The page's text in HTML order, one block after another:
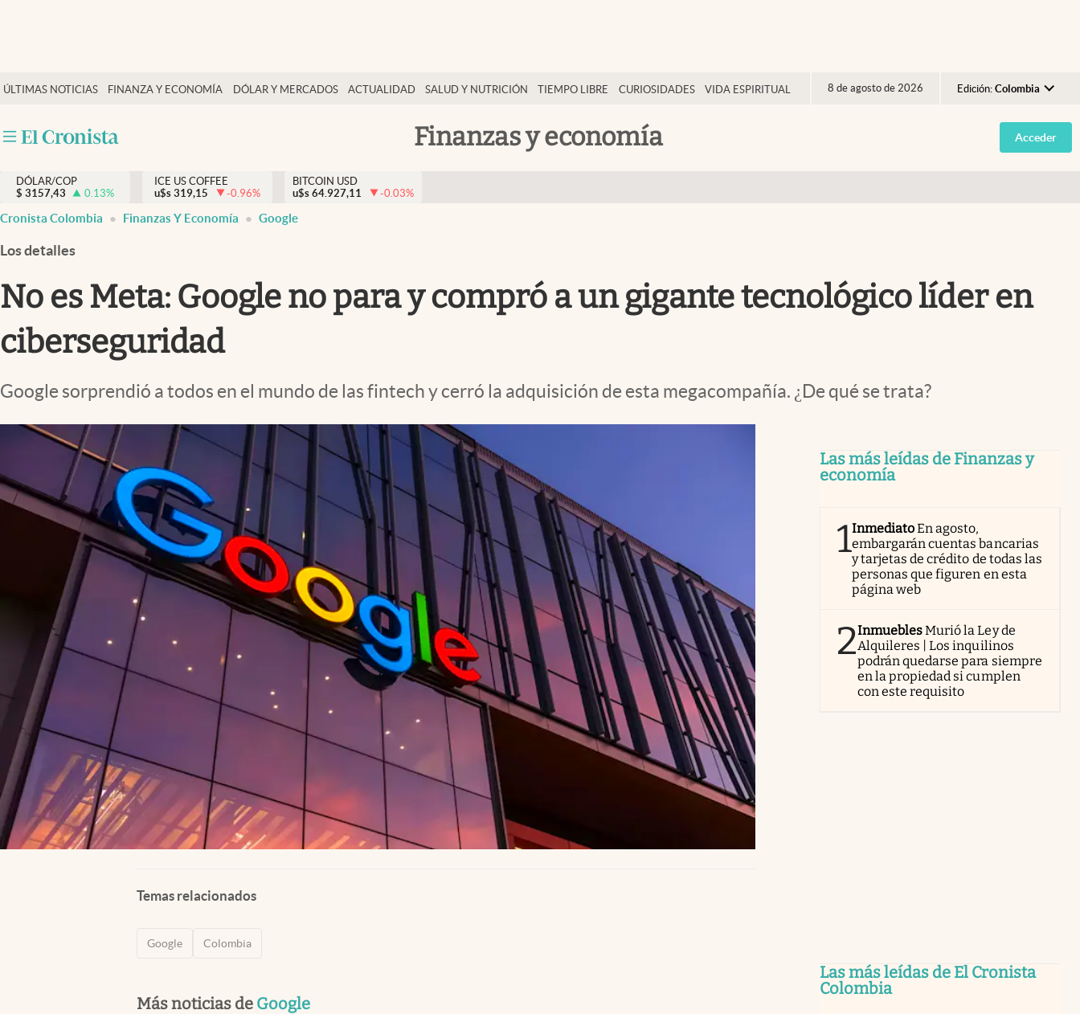
ÚLTIMAS NOTICIAS FINANZA Y ECONOMÍA DÓLAR Y MERCADOS ACTUALIDAD SALUD Y NUTRICIÓN TIEMPO LIBRE CURIOSIDADES VIDA ESPIRITUAL 8 de agosto de 2026 Edición: Colombia
Argentina
España
Finanzas y economía
Salud y nutrición
Tiempo libre
Dólar y mercados
Curiosidades
Acceder
DÓLAR/COP
$ 3157,43 0.13%
ICE US COFFEE
u$s 319,15 -0.96%
BITCOIN USD
u$s 64.927,11 -0.03%
Cronista Colombia Finanzas Y Economía Google
Los detalles
No es Meta: Google no para y compró a un gigante tecnológico líder en
ciberseguridad
Google sorprendió a todos en el mundo de las fintech y cerró la adquisición de esta megacompañía. ¿De qué se trata?
Temas relacionados
Google Colombia
Más noticias de Google
Las más leídas de Finanzas y
economía
1InmediatoEn agosto,
embargarán cuentas bancarias
y tarjetas de crédito de todas las
personas que figuren en esta
página web
2InmueblesMurió la Ley de
Alquileres | Los inquilinos
podrán quedarse para siempre
en la propiedad si cumplen
con este requisito
Las más leídas de El Cronista
Colombia